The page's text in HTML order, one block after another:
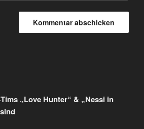
„Love Hunter“ & „Nessi in